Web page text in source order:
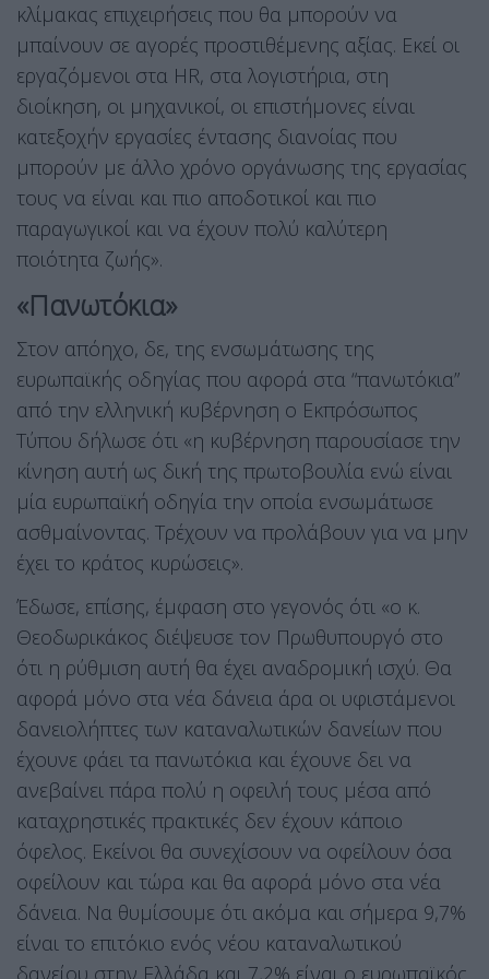
κλίμακας επιχειρήσεις που θα μπορούν να
μπαίνουν σε αγορές προστιθέμενης αξίας. Εκεί οι
εργαζόμενοι στα HR, στα λογιστήρια, στη
διοίκηση, οι μηχανικοί, οι επιστήμονες είναι
κατεξοχήν εργασίες έντασης διανοίας που
μπορούν με άλλο χρόνο οργάνωσης της εργασίας
τους να είναι και πιο αποδοτικοί και πιο
παραγωγικοί και να έχουν πολύ καλύτερη
ποιότητα ζωής».
«Πανωτόκια»
Στον απόηχο, δε, της ενσωμάτωσης της
ευρωπαϊκής οδηγίας που αφορά στα “πανωτόκια”
από την ελληνική κυβέρνηση ο Εκπρόσωπος
Τύπου δήλωσε ότι «η κυβέρνηση παρουσίασε την
κίνηση αυτή ως δική της πρωτοβουλία ενώ είναι
μία ευρωπαϊκή οδηγία την οποία ενσωμάτωσε
ασθμαίνοντας. Τρέχουν να προλάβουν για να μην
έχει το κράτος κυρώσεις».
Έδωσε, επίσης, έμφαση στο γεγονός ότι «ο κ.
Θεοδωρικάκος διέψευσε τον Πρωθυπουργό στο
ότι η ρύθμιση αυτή θα έχει αναδρομική ισχύ. Θα
αφορά μόνο στα νέα δάνεια άρα οι υφιστάμενοι
δανειολήπτες των καταναλωτικών δανείων που
έχουνε φάει τα πανωτόκια και έχουνε δει να
ανεβαίνει πάρα πολύ η οφειλή τους μέσα από
καταχρηστικές πρακτικές δεν έχουν κάποιο
όφελος. Εκείνοι θα συνεχίσουν να οφείλουν όσα
οφείλουν και τώρα και θα αφορά μόνο στα νέα
δάνεια. Να θυμίσουμε ότι ακόμα και σήμερα 9,7%
είναι το επιτόκιο ενός νέου καταναλωτικού